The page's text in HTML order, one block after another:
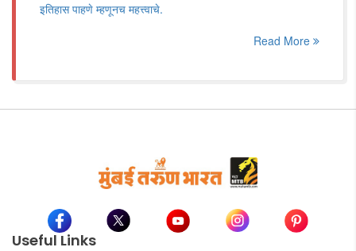
इतिहास पाहणे म्हणूनच महत्त्वाचे.
Read More
Useful Links